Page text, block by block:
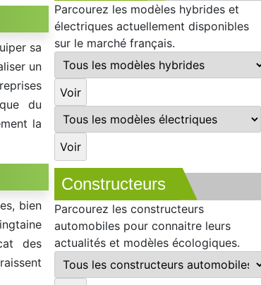
sa
un
du
la
bien
des
Parcourez les modèles hybrides et
électriques actuellement disponibles
sur le marché français.
Constructeurs
Parcourez les constructeurs
automobiles pour connaitre leurs
actualités et modèles écologiques.